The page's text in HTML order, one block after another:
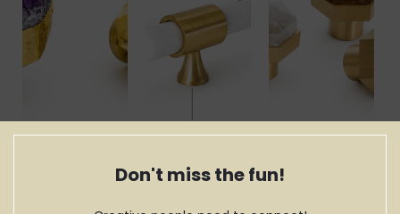
Don't miss the fun!